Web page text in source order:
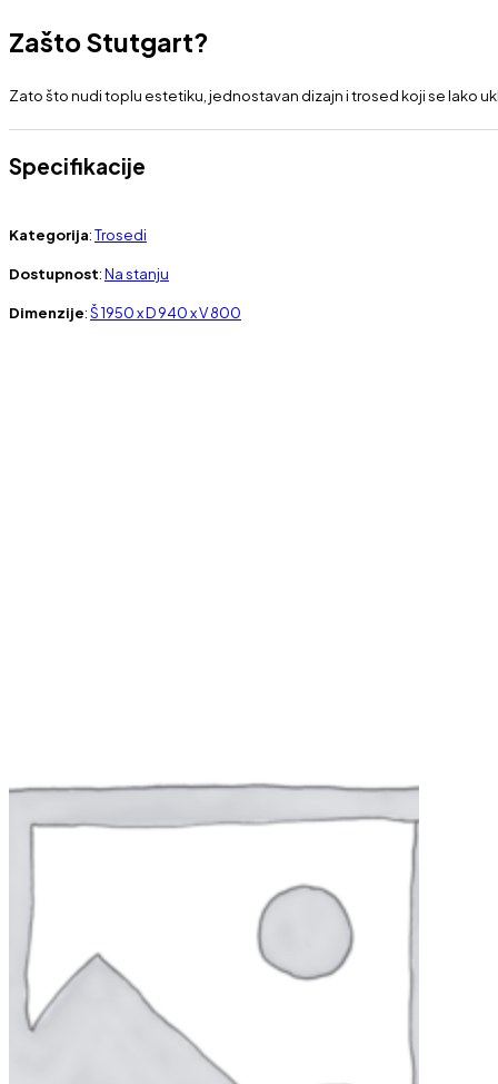
Zašto Stutgart?
Zato što nudi toplu estetiku, jednostavan dizajn i trosed koji se lako
Specifikacije
Kategorija:Trosedi
Dostupnost:Na stanju
Dimenzije:Š 1950 x D 940 x V 800